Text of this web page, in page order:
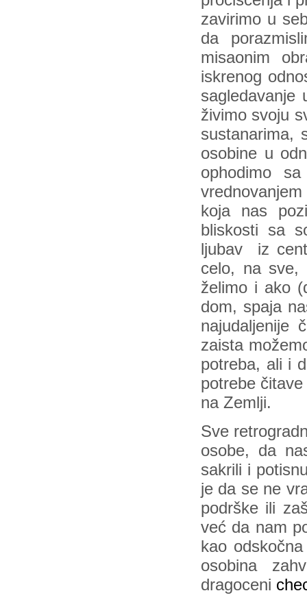
zavirimo u
da
misaonim
iskrenog
živimo svoju
sustanarima,
osobine u
ophodimo
koja nas
bliskosti sa
ljubav iz
celo, na sve,
želimo i ako
dom, spaja
najudaljenije
zaista
potreba, ali i
potrebe
na Zemlji.
Sve
osobe, da
sakrili i
je da se ne
podrške ili
već da nam
kao
osobina
dragoceni